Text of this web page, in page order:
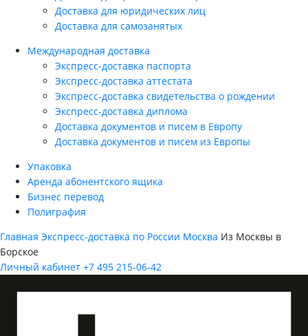
Доставка для юридических лиц
Доставка для самозанятых
Международная доставка
Экспресс-доставка паспорта
Экспресс-доставка аттестата
Экспресс-доставка свидетельства о рождении
Экспресс-доставка диплома
Доставка документов и писем в Европу
Доставка документов и писем из Европы
Упаковка
Аренда абонентского ящика
Бизнес перевод
Полиграфия
Главная Экспресс-доставка по России Москва Из Москвы в
Борское
Личный кабинет +7 495 215-06-42